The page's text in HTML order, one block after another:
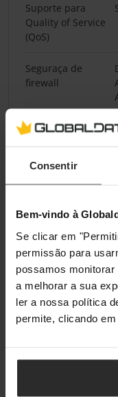
Consentir
Bem-vindo à
Se clicar em
permissão para
possamos
a melhorar a sua
ler a nossa política
permite, clicando em
Suporte para
Quality of Service
(QoS)
Seguraça de
firewall
Sistema
Sistemas
operativos
móveis
Tecnologia MU-